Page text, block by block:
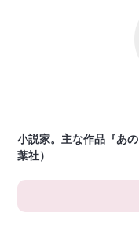
小説家。主な作品『あ
葉社）